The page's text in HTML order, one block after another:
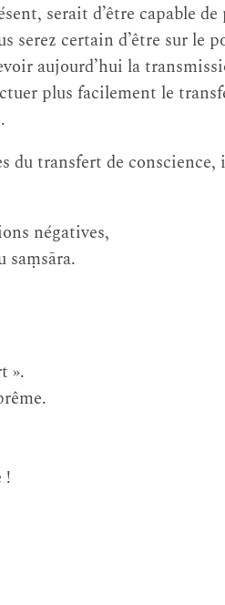
serait d’être capable
serez certain d’être sur le
aujourd’hui la
plus facilement le
du transfert de
négatives,
saṃsāra.
».
!